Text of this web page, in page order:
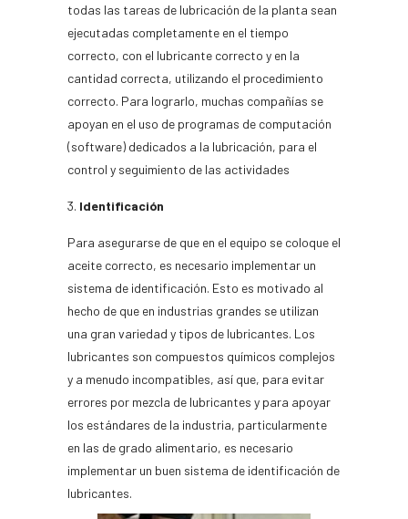
todas las tareas de lubricación de la planta sean
ejecutadas completamente en el tiempo
correcto, con el lubricante correcto y en la
cantidad correcta, utilizando el procedimiento
correcto. Para lograrlo, muchas compañías se
apoyan en el uso de programas de computación
(software) dedicados a la lubricación, para el
control y seguimiento de las actividades
Identificación
Para asegurarse de que en el equipo se coloque el
aceite correcto, es necesario implementar un
sistema de identificación. Esto es motivado al
hecho de que en industrias grandes se utilizan
una gran variedad y tipos de lubricantes. Los
lubricantes son compuestos químicos complejos
y a menudo incompatibles, así que, para evitar
errores por mezcla de lubricantes y para apoyar
los estándares de la industria, particularmente
en las de grado alimentario, es necesario
implementar un buen sistema de identificación de
lubricantes.